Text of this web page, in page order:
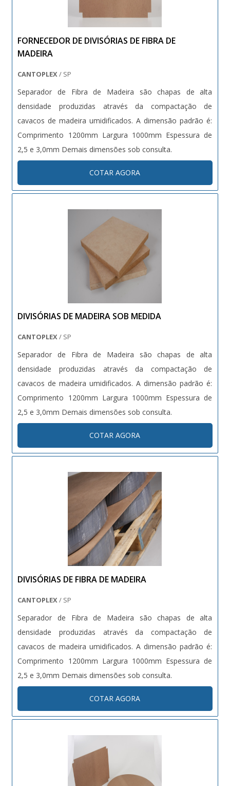
FORNECEDOR DE DIVISÓRIAS DE FIBRA DE
MADEIRA
CANTOPLEX/ SP
Separador de Fibra de Madeira são chapas de alta
densidade produzidas através da compactação de
cavacos de madeira umidificados. A dimensão padrão é:
Comprimento 1200mm Largura 1000mm Espessura de
2,5 e 3,0mm Demais dimensões sob consulta.
COTAR AGORA
DIVISÓRIAS DE MADEIRA SOB MEDIDA
CANTOPLEX/ SP
Separador de Fibra de Madeira são chapas de alta
densidade produzidas através da compactação de
cavacos de madeira umidificados. A dimensão padrão é:
Comprimento 1200mm Largura 1000mm Espessura de
2,5 e 3,0mm Demais dimensões sob consulta.
COTAR AGORA
DIVISÓRIAS DE FIBRA DE MADEIRA
CANTOPLEX/ SP
Separador de Fibra de Madeira são chapas de alta
densidade produzidas através da compactação de
cavacos de madeira umidificados. A dimensão padrão é:
Comprimento 1200mm Largura 1000mm Espessura de
2,5 e 3,0mm Demais dimensões sob consulta.
COTAR AGORA